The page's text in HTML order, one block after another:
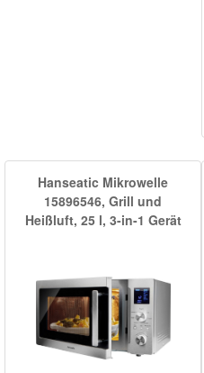
Hanseatic Mikrowelle
15896546, Grill und
Heißluft, 25 l, 3-in-1 Gerät